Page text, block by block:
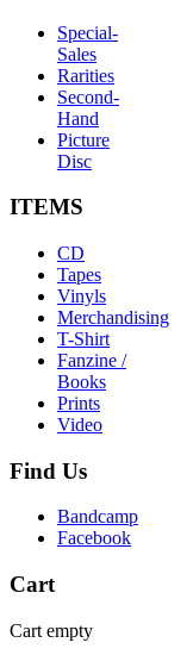
Special-
Sales
Rarities
Second-
Hand
Picture
Disc
ITEMS
CD
Tapes
Vinyls
Merchandising
T-Shirt
Fanzine /
Books
Prints
Video
Find Us
Bandcamp
Facebook
Cart
Cart empty